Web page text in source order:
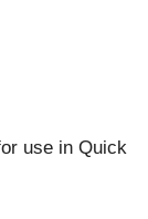
use in Quick